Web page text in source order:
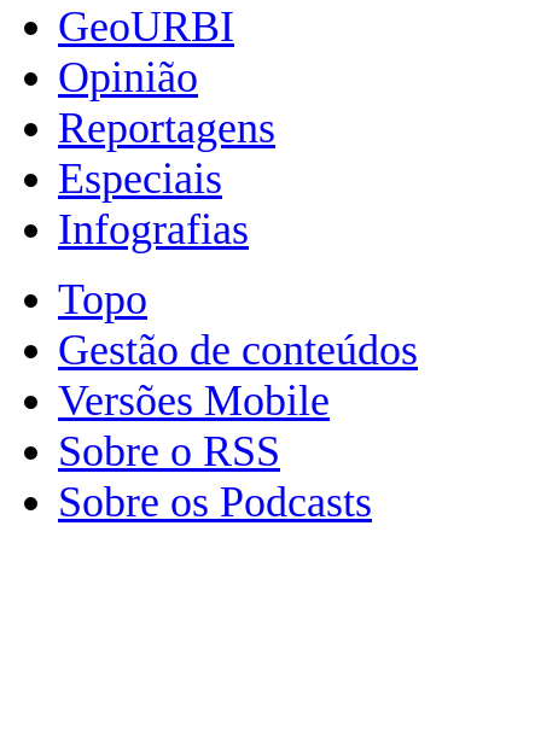
GeoURBI
Opinião
Reportagens
Especiais
Infografias
Topo
Gestão de conteúdos
Versões Mobile
Sobre o RSS
Sobre os Podcasts